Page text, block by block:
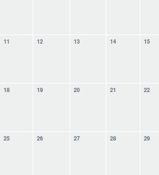
11 12 13 14 15
18 19 20 21 22
25 26 27 28 29